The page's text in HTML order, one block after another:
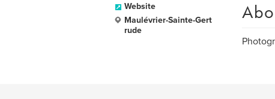
Website
Maulévrier-Sainte-Gert
rude